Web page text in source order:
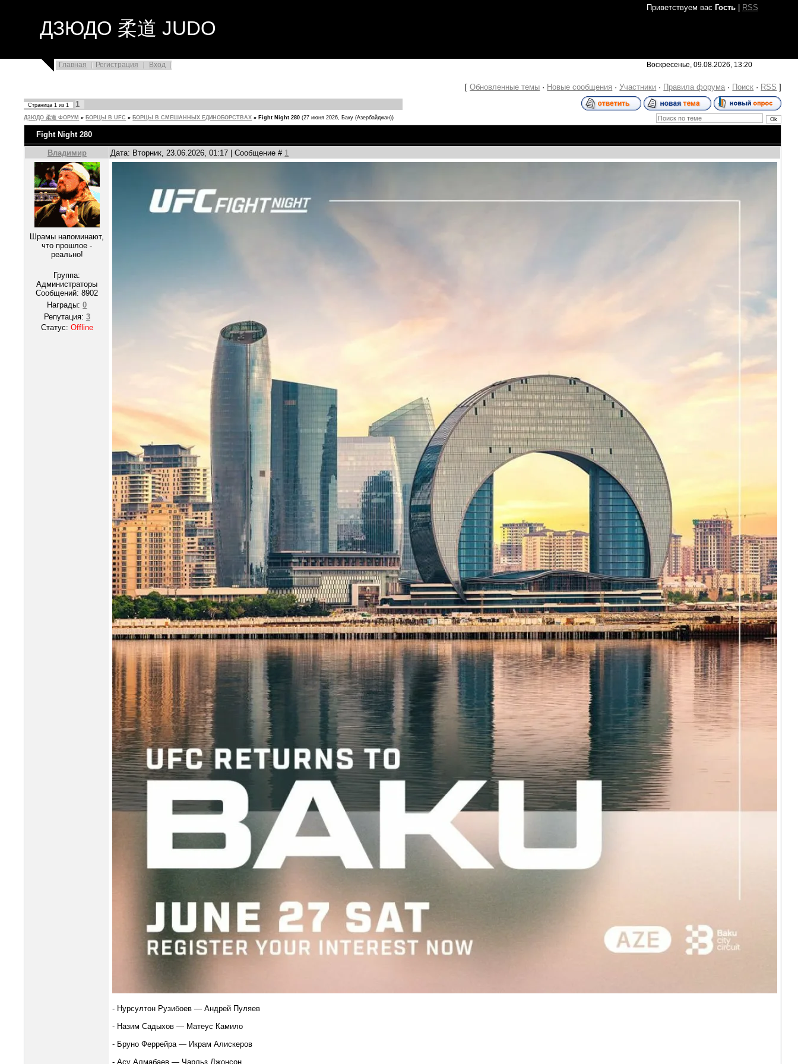
Приветствуем вас Гость| RSS
ДЗЮДО 柔道 JUDO
Главная Регистрация Вход Воскресенье, 09.08.2026, 13:20
[ Обновленные темы · Новые сообщения · Участники · Правила форума · Поиск · RSS ]
Страница1 из1 1
ДЗЮДО 柔道 ФОРУМ » БОРЦЫ В UFC » БОРЦЫ В СМЕШАННЫХ ЕДИНОБОРСТВАХ » Fight Night 280 (27 июня 2026, Баку (Азербайджан))
Fight Night 280
Владимир Дата: Вторник, 23.06.2026, 01:17 | Сообщение # 1
Шрамы напоминают,
что прошлое -
реально!
Группа:
Администраторы
Сообщений:8902
Награды:0
Репутация: 3
Статус: Offline
- Нурсултон Рузибоев — Андрей Пуляев
- Назим Садыхов — Матеус Камило
- Бруно Феррейра — Икрам Алискеров
- Асу Алмабаев — Чарльз Джонсон